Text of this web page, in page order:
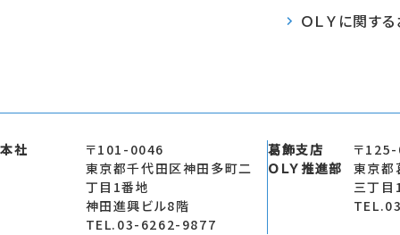
ＯＬＹに関す
本社
〒101-0046
東京都千代田区神田多町二
丁目1番地
神田進興ビル8階
TEL.03-6262-9877
葛飾支店
ＯＬＹ推進部
〒
東京都
三丁